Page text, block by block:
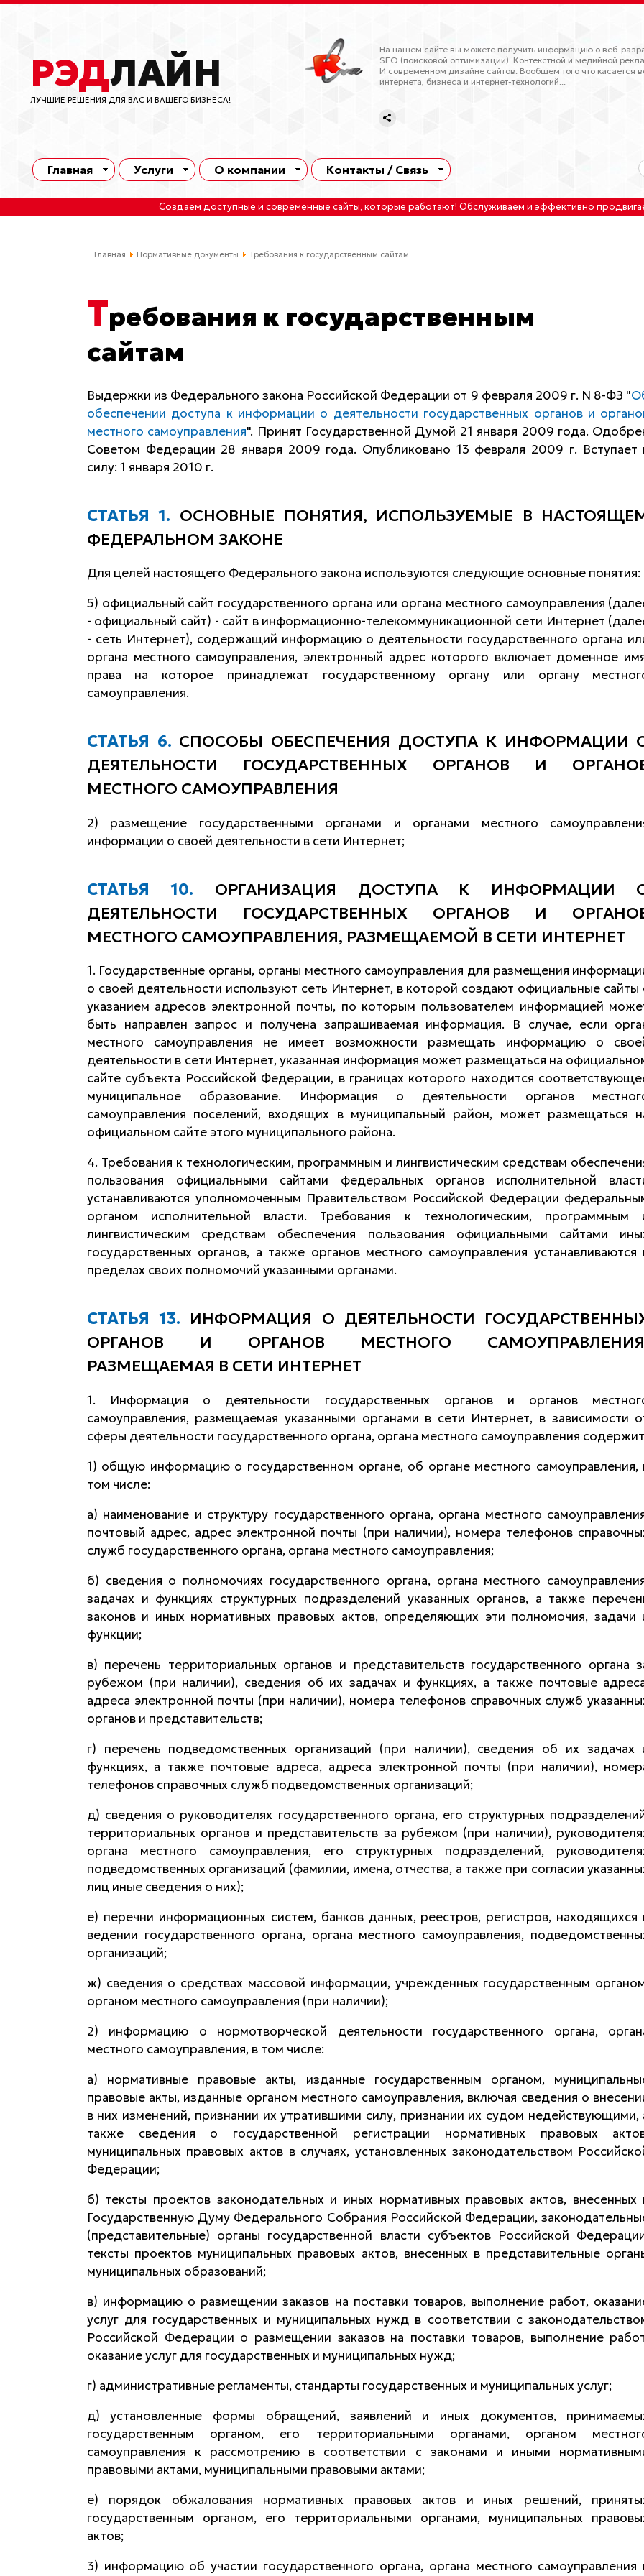
РЭДЛАЙН
ЛУЧШИЕ РЕШЕНИЯ ДЛЯ ВАС И ВАШЕГО БИЗНЕСА!
На нашем сайте вы можете получить информацию о веб-
SEO (поисковой оптимизации). Контекстной и медийной
И современном дизайне сайтов. Вообщем того что касается
интернета, бизнеса и интернет-технологий...
Главная Услуги О компании Контакты / Связь
Создаем доступные и современные сайты, которые работают! Обслуживаем и эффективно
Главная Нормативные документы Требования к государственным сайтам
Требования к государственным
сайтам
Выдержки из Федерального закона Российской Федерации от 9 февраля 2009 г. N 8-ФЗ "
обеспечении доступа к информации о деятельности государственных органов и
местного самоуправления". Принят Государственной Думой 21 января 2009 года.
Советом Федерации 28 января 2009 года. Опубликовано 13 февраля 2009 г. Вступает
силу: 1 января 2010 г.
СТАТЬЯ 1. ОСНОВНЫЕ ПОНЯТИЯ, ИСПОЛЬЗУЕМЫЕ В
ФЕДЕРАЛЬНОМ ЗАКОНЕ
Для целей настоящего Федерального закона используются следующие основные понятия:
5) официальный сайт государственного органа или органа местного самоуправления
- официальный сайт) - сайт в информационно-телекоммуникационной сети Интернет
- сеть Интернет), содержащий информацию о деятельности государственного органа
органа местного самоуправления, электронный адрес которого включает доменное
права на которое принадлежат государственному органу или органу
самоуправления.
СТАТЬЯ 6. СПОСОБЫ ОБЕСПЕЧЕНИЯ ДОСТУПА К ИНФОРМАЦИИ
ДЕЯТЕЛЬНОСТИ ГОСУДАРСТВЕННЫХ ОРГАНОВ И
МЕСТНОГО САМОУПРАВЛЕНИЯ
2) размещение государственными органами и органами местного
информации о своей деятельности в сети Интернет;
СТАТЬЯ 10. ОРГАНИЗАЦИЯ ДОСТУПА К ИНФОРМАЦИИ
ДЕЯТЕЛЬНОСТИ ГОСУДАРСТВЕННЫХ ОРГАНОВ И
МЕСТНОГО САМОУПРАВЛЕНИЯ, РАЗМЕЩАЕМОЙ В СЕТИ ИНТЕРНЕТ
1. Государственные органы, органы местного самоуправления для размещения
о своей деятельности используют сеть Интернет, в которой создают официальные сайты
указанием адресов электронной почты, по которым пользователем информацией
быть направлен запрос и получена запрашиваемая информация. В случае, если
местного самоуправления не имеет возможности размещать информацию о
деятельности в сети Интернет, указанная информация может размещаться на
сайте субъекта Российской Федерации, в границах которого находится
муниципальное образование. Информация о деятельности органов
самоуправления поселений, входящих в муниципальный район, может размещаться
официальном сайте этого муниципального района.
4. Требования к технологическим, программным и лингвистическим средствам
пользования официальными сайтами федеральных органов исполнительной
устанавливаются уполномоченным Правительством Российской Федерации
органом исполнительной власти. Требования к технологическим, программным
лингвистическим средствам обеспечения пользования официальными сайтами
государственных органов, а также органов местного самоуправления устанавливаются
пределах своих полномочий указанными органами.
СТАТЬЯ 13. ИНФОРМАЦИЯ О ДЕЯТЕЛЬНОСТИ
ОРГАНОВ И ОРГАНОВ МЕСТНОГО
РАЗМЕЩАЕМАЯ В СЕТИ ИНТЕРНЕТ
1. Информация о деятельности государственных органов и органов
самоуправления, размещаемая указанными органами в сети Интернет, в зависимости
сферы деятельности государственного органа, органа местного самоуправления
1) общую информацию о государственном органе, об органе местного самоуправления,
том числе:
а) наименование и структуру государственного органа, органа местного
почтовый адрес, адрес электронной почты (при наличии), номера телефонов
служб государственного органа, органа местного самоуправления;
б) сведения о полномочиях государственного органа, органа местного
задачах и функциях структурных подразделений указанных органов, а также
законов и иных нормативных правовых актов, определяющих эти полномочия, задачи
функции;
в) перечень территориальных органов и представительств государственного органа
рубежом (при наличии), сведения об их задачах и функциях, а также почтовые
адреса электронной почты (при наличии), номера телефонов справочных служб
органов и представительств;
г) перечень подведомственных организаций (при наличии), сведения об их задачах
функциях, а также почтовые адреса, адреса электронной почты (при наличии),
телефонов справочных служб подведомственных организаций;
д) сведения о руководителях государственного органа, его структурных
территориальных органов и представительств за рубежом (при наличии),
органа местного самоуправления, его структурных подразделений,
подведомственных организаций (фамилии, имена, отчества, а также при согласии
лиц иные сведения о них);
е) перечни информационных систем, банков данных, реестров, регистров, находящихся
ведении государственного органа, органа местного самоуправления,
организаций;
ж) сведения о средствах массовой информации, учрежденных государственным
органом местного самоуправления (при наличии);
2) информацию о нормотворческой деятельности государственного органа,
местного самоуправления, в том числе:
а) нормативные правовые акты, изданные государственным органом,
правовые акты, изданные органом местного самоуправления, включая сведения о
в них изменений, признании их утратившими силу, признании их судом недействующими,
также сведения о государственной регистрации нормативных правовых
муниципальных правовых актов в случаях, установленных законодательством
Федерации;
б) тексты проектов законодательных и иных нормативных правовых актов, внесенных
Государственную Думу Федерального Собрания Российской Федерации,
(представительные) органы государственной власти субъектов Российской
тексты проектов муниципальных правовых актов, внесенных в представительные
муниципальных образований;
в) информацию о размещении заказов на поставки товаров, выполнение работ,
услуг для государственных и муниципальных нужд в соответствии с
Российской Федерации о размещении заказов на поставки товаров, выполнение
оказание услуг для государственных и муниципальных нужд;
г) административные регламенты, стандарты государственных и муниципальных услуг;
д) установленные формы обращений, заявлений и иных документов,
государственным органом, его территориальными органами, органом
самоуправления к рассмотрению в соответствии с законами и иными
правовыми актами, муниципальными правовыми актами;
е) порядок обжалования нормативных правовых актов и иных решений,
государственным органом, его территориальными органами, муниципальных
актов;
3) информацию об участии государственного органа, органа местного самоуправления